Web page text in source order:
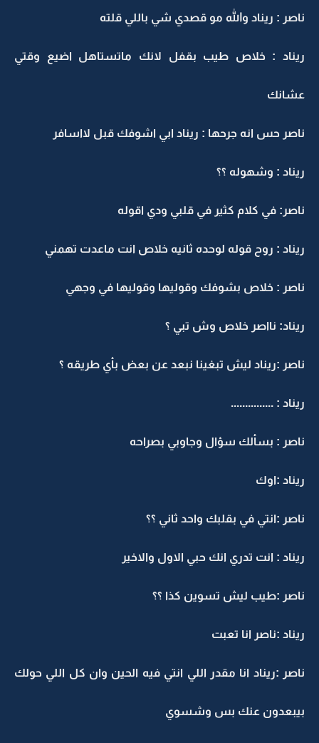
ناصر : ريناد والله مو قصدي شي باللي قلته
ريناد : خلاص طيب بقفل لانك ماتستاهل اضيع وقتي
عشانك
ناصر حس انه جرحها : ريناد ابي اشوفك قبل لااسافر
ريناد : وشهوله ؟؟
ناصر: في كلام كثير في قلبي ودي اقوله
ريناد : روح قوله لوحده ثانيه خلاص انت ماعدت تهمني
ناصر : خلاص بشوفك وقوليها وقوليها في وجهي
ريناد: نااصر خلاص وش تبي ؟
ناصر :ريناد ليش تبغينا نبعد عن بعض بأي طريقه ؟
ريناد : ...............
ناصر : بسألك سؤال وجاوبي بصراحه
ريناد :اوك
ناصر :انتي في بقلبك واحد ثاني ؟؟
ريناد : انت تدري انك حبي الاول والاخير
ناصر :طيب ليش تسوين كذا ؟؟
ريناد :ناصر انا تعبت
ناصر :ريناد انا مقدر اللي انتي فيه الحين وان كل اللي حولك
بيبعدون عنك بس وشسوي